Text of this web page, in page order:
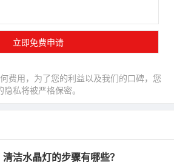
费用，为了您的利益以及我们的口碑，您
隐私将被严格保密。
清洁水晶灯的步骤有哪些？